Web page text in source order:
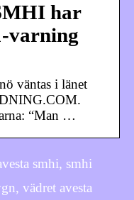
har
varning
väntas i länet
“Man …
smhi, smhi
vädret avesta